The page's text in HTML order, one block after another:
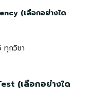
(เลือกอย่างใด
ทุกวิชา
(เลือกอย่างใด